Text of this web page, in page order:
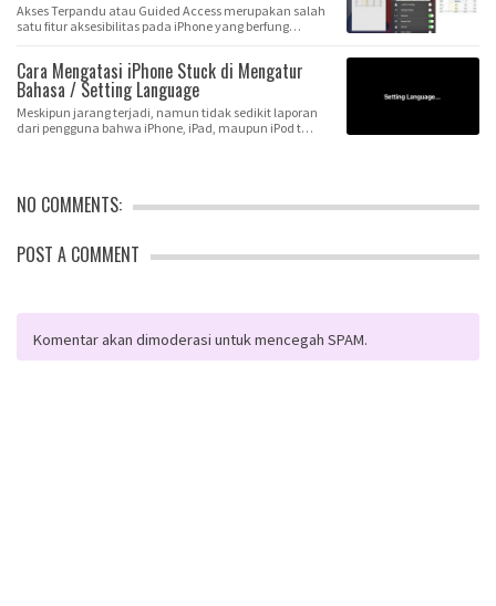
Akses Terpandu atau Guided Access merupakan salah
satu fitur aksesibilitas pada iPhone yang berfung…
Cara Mengatasi iPhone Stuck di Mengatur
Bahasa / Setting Language
Meskipun jarang terjadi, namun tidak sedikit laporan
dari pengguna bahwa iPhone, iPad, maupun iPod t…
NO COMMENTS:
POST A COMMENT
Komentar akan dimoderasi untuk mencegah SPAM.